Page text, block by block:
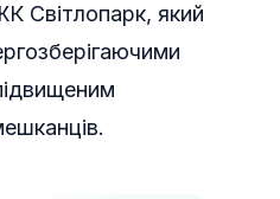
Світлопарк, який